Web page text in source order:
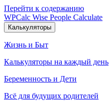
Перейти к содержанию
WPCalc Wise People Calculate
Калькуляторы
Жизнь и Быт
Калькуляторы на каждый день
Беременность и Дети
Всё для будущих родителей